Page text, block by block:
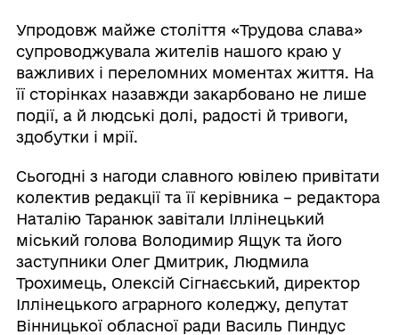
Упродовж майже століття «Трудова слава»
супроводжувала жителів нашого краю у
важливих і переломних моментах життя. На
її сторінках назавжди закарбовано не лише
події, а й людські долі, радості й тривоги,
здобутки і мрії.
Сьогодні з нагоди славного ювілею привітати
колектив редакції та її керівника – редактора
Наталію Таранюк завітали Іллінецький
міський голова Володимир Ящук та його
заступники Олег Дмитрик, Людмила
Трохимець, Олексій Сігнаєський, директор
Іллінецького аграрного коледжу, депутат
Вінницької обласної ради Василь Пиндус